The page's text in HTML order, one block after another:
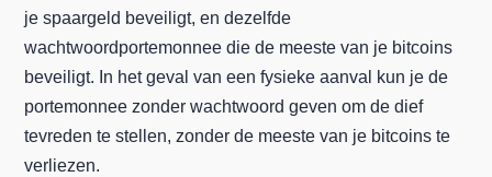
je spaargeld beveiligt, en dezelfde
wachtwoordportemonnee die de meeste van je bitcoins
beveiligt. In het geval van een fysieke aanval kun je de
portemonnee zonder wachtwoord geven om de dief
tevreden te stellen, zonder de meeste van je bitcoins te
verliezen.